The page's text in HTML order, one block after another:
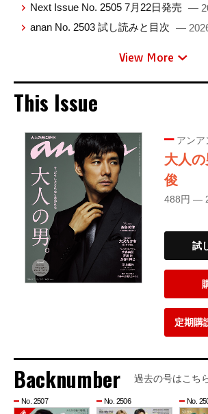
Next Issue No. 2505 7月22日発売 —
anan No. 2503 試し読みと目次 —
View More
This Issue
アンア
大人
俊
488円 —
試
定期購
Backnumber 過去の号はこち
No. 2507 No. 2506 No.